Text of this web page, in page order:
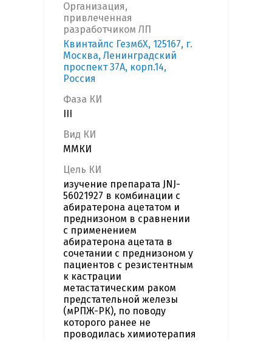
Организация,
привлеченная
разработчиком ЛП
Квинтайлс ГезмбХ, 125167, г.
Москва, Ленинградский
проспект 37А, корп.14,
Россия
Фаза КИ
Вид КИ
ММКИ
Цель КИ
изучение препарата JNJ-
56021927 в комбинации с
абиратерона ацетатом и
преднизоном в сравнении
с применением
абиратерона ацетата в
сочетании с преднизоном у
пациентов с резистентным
к кастрации
метастатическим раком
предстательной железы
(мРПЖ-РК), по поводу
которого ранее не
проводилась химиотерапия